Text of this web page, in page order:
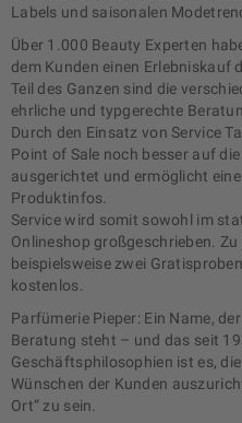
Labels und saisonalen
Über 1.000 Beauty Experten
dem Kunden einen Erlebniskauf
Teil des Ganzen sind die
ehrliche und typgerechte
Durch den Einsatz von Service
Point of Sale noch besser auf
ausgerichtet und ermöglicht
Produktinfos.
Service wird somit sowohl im
Onlineshop großgeschrieben.
beispielsweise zwei
kostenlos.
Parfümerie Pieper: Ein Name,
Beratung steht – und das seit
Geschäftsphilosophien ist es,
Wünschen der Kunden
Ort“ zu sein.